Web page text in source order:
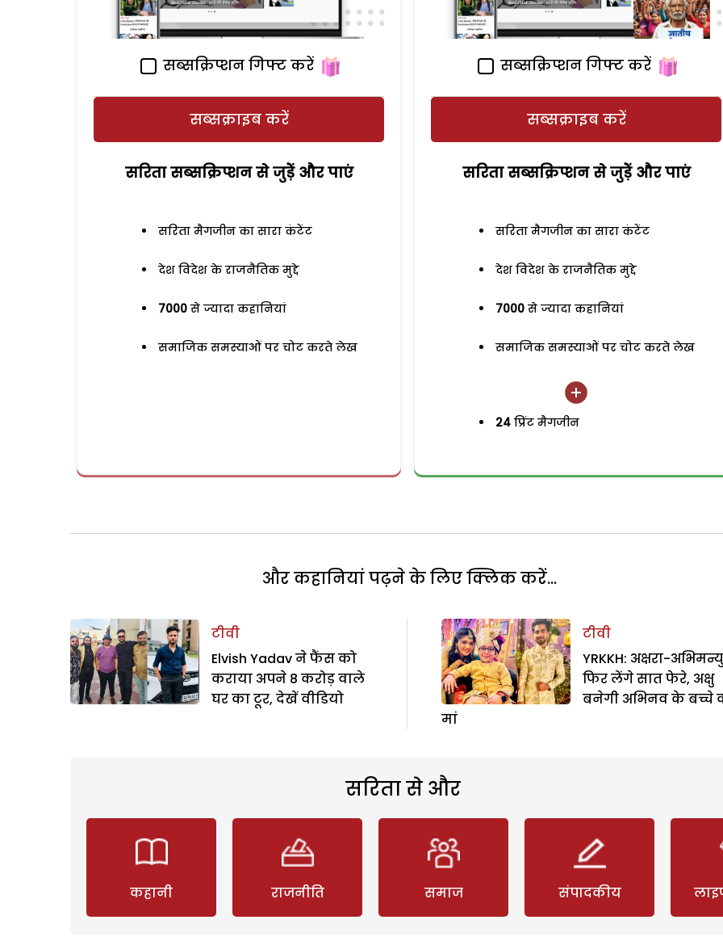
सब्सक्रिप्शन गिफ्ट करें
सब्सक्राइब करें
सरिता सब्सक्रिप्शन से जुड़ेें और पाएं
सरिता मैगजीन का सारा कंटेंट
देश विदेश के राजनैतिक मुद्दे
7000 से ज्यादा कहानियां
समाजिक समस्याओं पर चोट करते लेख
सब्सक्रिप्शन गिफ्ट करें
सब्सक्राइब करें
सरिता सब्सक्रिप्शन से जुड़ेें और पाएं
सरिता मैगजीन का सारा कंटेंट
देश विदेश के राजनैतिक मुद्दे
7000 से ज्यादा कहानियां
समाजिक समस्याओं पर चोट करते लेख
24 प्रिंट मैगजीन
और कहानियां पढ़ने के लिए क्लिक करें...
टीवी
Elvish Yadav ने फैंस को
कराया अपने 8 करोड़ वाले
घर का टूर, देखें वीडियो
टीवी
YRKKH: अक्षरा-अभिमन्यु
फिर लेंगे सात फेरे, अक्षु
बनेगी अभिनव के बच्चे
मां
सरिता से और
कहानी राजनीति समाज संपादकीय